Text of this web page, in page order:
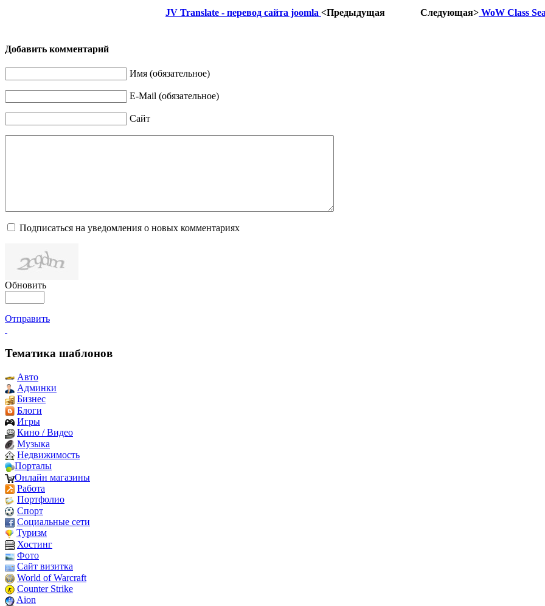
JV Translate - перевод сайта joomla <Предыдущая Следующая> WoW Class
Добавить комментарий
Имя (обязательное)
E-Mail (обязательное)
Сайт
Подписаться на уведомления о новых комментариях
Обновить
Отправить
Тематика шаблонов
Авто
Админки
Бизнес
Блоги
Игры
Кино / Видео
Музыка
Недвижимость
Порталы
Онлайн магазины
Работа
Портфолио
Спорт
Социальные сети
Туризм
Хостинг
Фото
Сайт визитка
World of Warcraft
Counter Strike
Aion